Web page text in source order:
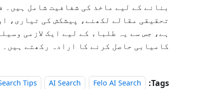
بنانے کے لیے ماخذ کی شفافیت شامل ہیں۔
تحقیقی مقالے لکھنے، پیشکش کی تیاری،
ہے، جس سے یہ طلباء کے لیے ایک لازمی
کامیابی حاصل کرنے کا ارادہ رکھتے ہیں۔
Tags:
Felo AI Search
AI Search
Tips